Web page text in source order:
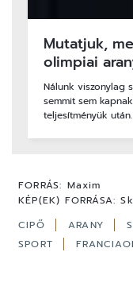
Mutatjuk,
olimpiai
Nálunk viszonylag
semmit sem
teljesítményük
FORRÁS: Maxim
KÉP(EK) FORRÁSA:
CIPŐ
ARANY
SPORT